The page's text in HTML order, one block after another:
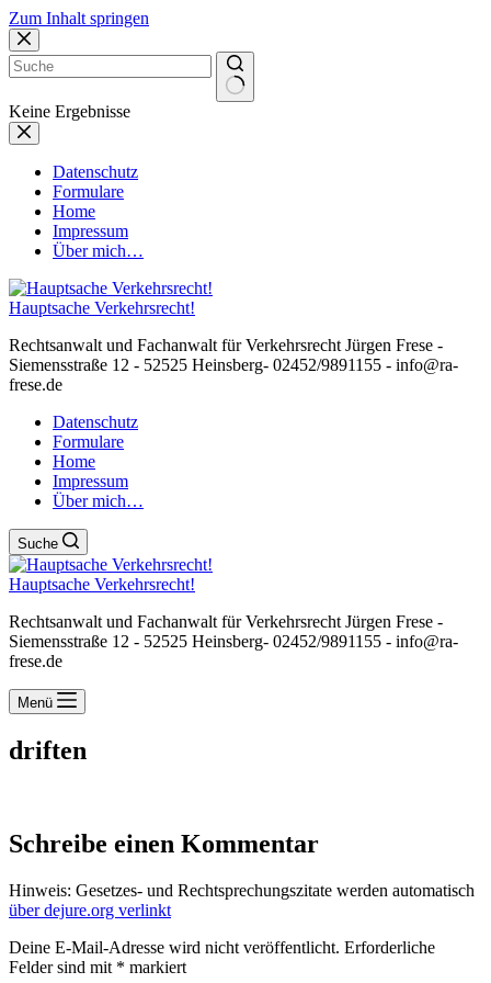
Zum Inhalt springen
Keine Ergebnisse
Datenschutz
Formulare
Home
Impressum
Über mich…
Hauptsache Verkehrsrecht!
Rechtsanwalt und Fachanwalt für Verkehrsrecht Jürgen Frese -
Siemensstraße 12 - 52525 Heinsberg- 02452/9891155 - info@ra-
frese.de
Datenschutz
Formulare
Home
Impressum
Über mich…
Suche
Hauptsache Verkehrsrecht!
Rechtsanwalt und Fachanwalt für Verkehrsrecht Jürgen Frese -
Siemensstraße 12 - 52525 Heinsberg- 02452/9891155 - info@ra-
frese.de
Menü
driften
Schreibe einen Kommentar
Hinweis: Gesetzes- und Rechtsprechungszitate werden automatisch
über dejure.org verlinkt
Deine E-Mail-Adresse wird nicht veröffentlicht. Erforderliche
Felder sind mit * markiert